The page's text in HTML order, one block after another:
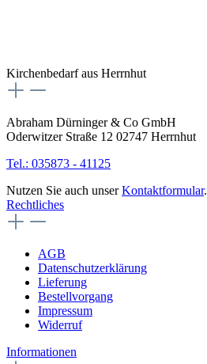
Kirchenbedarf aus Herrnhut
Abraham Dürninger & Co GmbH
Oderwitzer Straße 12 02747 Herrnhut
Tel.: 035873 - 41125
Nutzen Sie auch unserKontaktformular.
Rechtliches
AGB
Datenschutzerklärung
Lieferung
Bestellvorgang
Impressum
Widerruf
Informationen